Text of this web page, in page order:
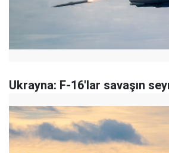
Ukrayna: F-16'lar savaşın